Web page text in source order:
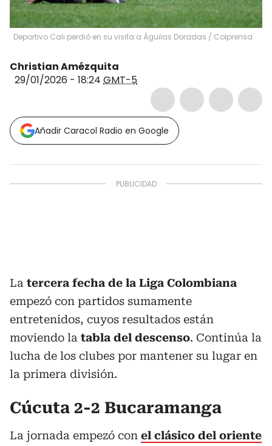
Deportivo Cali perdió en su visita a Águilas Doradas / Colprensa
Christian Amézquita
29/01/2026 - 18:24 GMT-5
Añadir Caracol Radio en Google
La tercera fecha de la Liga Colombiana
empezó con partidos sumamente
entretenidos, cuyos resultados están
moviendo la tabla del descenso. Continúa la
lucha de los clubes por mantener su lugar en
la primera división.
Cúcuta 2-2 Bucaramanga
La jornada empezó con el clásico del oriente